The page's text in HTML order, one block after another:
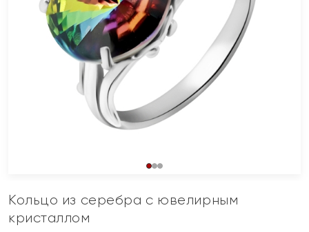
Кольцо из серебра с ювелирным
кристаллом